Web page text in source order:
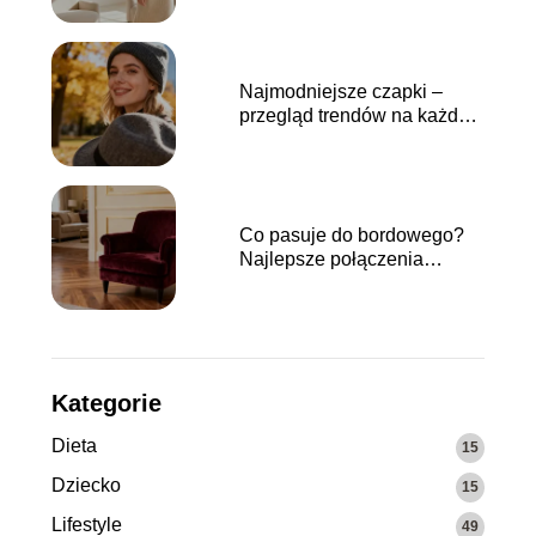
Najmodniejsze czapki –
przegląd trendów na każdą
Co pasuje do bordowego?
Najlepsze połączenia
Kategorie
Dieta 15
Dziecko 15
Lifestyle 49